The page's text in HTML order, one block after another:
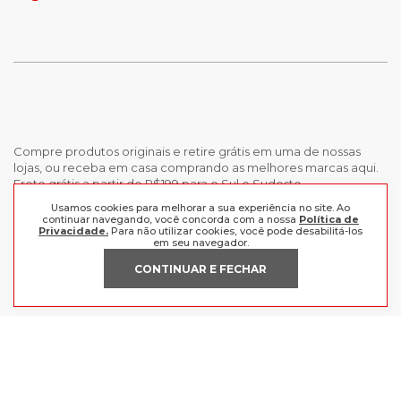
Usamos cookies para melhorar a sua experiência no site. Ao
continuar navegando, você concorda com a nossa Política de
Privacidade. Para não utilizar cookies, você pode desabilitá-los
em seu navegador.
CONTINUAR E FECHAR
Compre produtos originais e retire grátis em uma de nossas
lojas, ou receba em casa comprando as melhores marcas aqui.
Frete grátis a partir de R$199 para o Sul e Sudeste.
INSTITUCIONAL
Trabalhe Conosco
Política de Privacidade